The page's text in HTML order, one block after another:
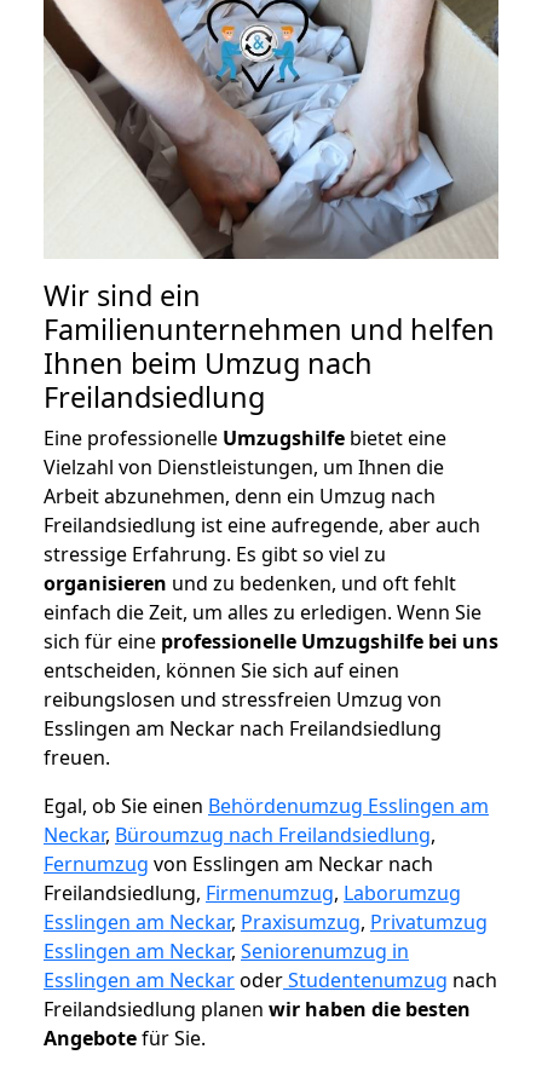
Wir sind ein
Familienunternehmen und helfen
Ihnen beim Umzug nach
Freilandsiedlung
Eine professionelle Umzugshilfe bietet eine
Vielzahl von Dienstleistungen, um Ihnen die
Arbeit abzunehmen, denn ein Umzug nach
Freilandsiedlung ist eine aufregende, aber auch
stressige Erfahrung. Es gibt so viel zu
organisieren und zu bedenken, und oft fehlt
einfach die Zeit, um alles zu erledigen. Wenn Sie
sich für eine professionelle Umzugshilfe bei uns
entscheiden, können Sie sich auf einen
reibungslosen und stressfreien Umzug von
Esslingen am Neckar nach Freilandsiedlung
freuen.
Egal, ob Sie einen Behördenumzug Esslingen am
Neckar, Büroumzug nach Freilandsiedlung,
Fernumzug von Esslingen am Neckar nach
Freilandsiedlung, Firmenumzug, Laborumzug
Esslingen am Neckar, Praxisumzug, Privatumzug
Esslingen am Neckar, Seniorenumzug in
Esslingen am NeckaroderStudentenumzug nach
Freilandsiedlung planen wir haben die besten
Angebotefür Sie.